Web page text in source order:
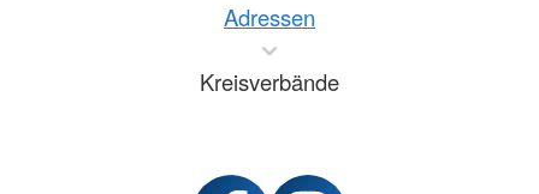
Adressen
Kreisverbände